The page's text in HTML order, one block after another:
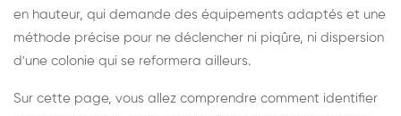
en hauteur, qui demande des équipements adaptés et une
méthode précise pour ne déclencher ni piqûre, ni dispersion
d'une colonie qui se reformera ailleurs.
Sur cette page, vous allez comprendre comment identifier